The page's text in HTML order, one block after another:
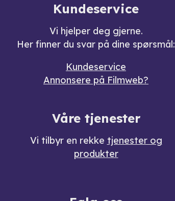
Kundeservice
Vi hjelper deg gjerne.
Her finner du svar på dine spørsmål:
Kundeservice
Annonsere på Filmweb?
Våre tjenester
Vi tilbyr en rekke tjenester og
produkter